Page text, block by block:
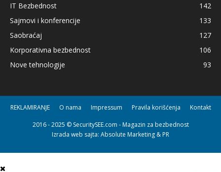
IT Bezbednost
142
Sajmovi i konferencije
133
Saobraćaj
127
Korporativna bezbednost
106
Nove tehnologije
93
REKLAMIRANJE O nama Impressum Pravila korišćenja Kontakt
2016 - 2025 © SecuritySEE.com - Magazin za bezbednost
Izrada web sajta: Absolute Marketing & PR